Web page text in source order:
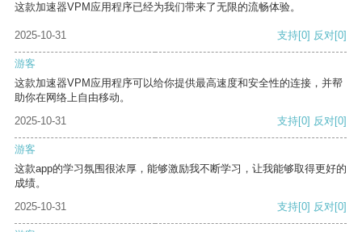
这款加速器VPM应用程序已经为我们带来了无限的流畅体验。
2025-10-31 支持[0] 反对[0]
游客
这款加速器VPM应用程序可以给你提供最高速度和安全性的连接，并帮
助你在网络上自由移动。
2025-10-31
支持[0] 反对[0]
游客
这款app的学习氛围很浓厚，能够激励我不断学习，让我能够取得更好的
成绩。
2025-10-31
支持[0] 反对[0]